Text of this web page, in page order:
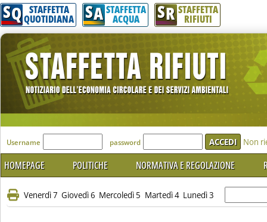
SQ STAFFETTA
QUOTIDIANA SA STAFFETTA
ACQUA SR STAFFETTA
RIFIUTI
'Modulo Login per accedere'
Username password Non
HOMEPAGE POLITICHE NORMATIVA E REGOLAZIONE
Venerdì 7 Giovedì 6 Mercoledì 5 Martedì 4 Lunedì 3